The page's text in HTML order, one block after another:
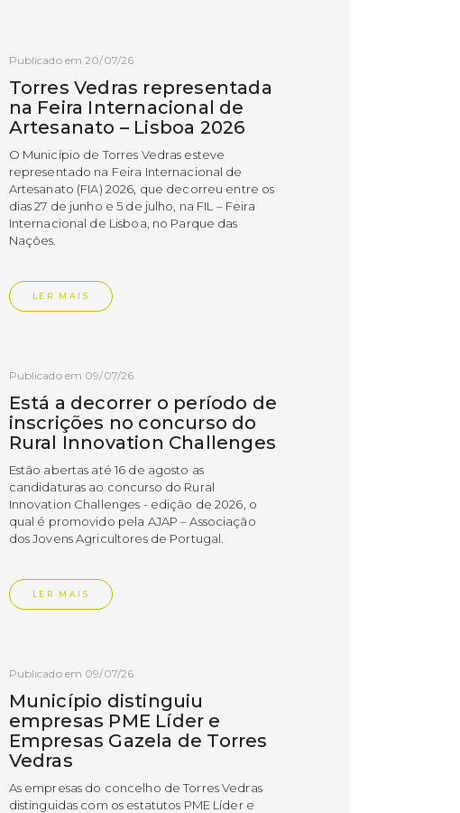
Publicado em 20/07/26
Torres Vedras representada
na Feira Internacional de
Artesanato – Lisboa 2026
O Município de Torres Vedras esteve
representado na Feira Internacional de
Artesanato (FIA) 2026, que decorreu entre os
dias 27 de junho e 5 de julho, na FIL – Feira
Internacional de Lisboa, no Parque das
Nações.
LER MAIS
Publicado em 09/07/26
Está a decorrer o período de
inscrições no concurso do
Rural Innovation Challenges
Estão abertas até 16 de agosto as
candidaturas ao concurso do Rural
Innovation Challenges - edição de 2026, o
qual é promovido pela AJAP – Associação
dos Jovens Agricultores de Portugal.
LER MAIS
Publicado em 09/07/26
Município distinguiu
empresas PME Líder e
Empresas Gazela de Torres
Vedras
As empresas do concelho de Torres Vedras
distinguidas com os estatutos PME Líder e